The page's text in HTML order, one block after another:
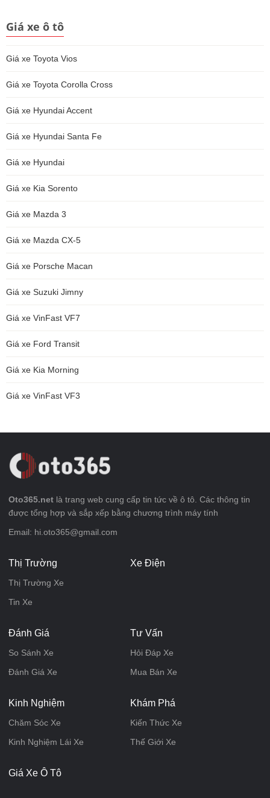
Giá xe ô tô
Giá xe Toyota Vios
Giá xe Toyota Corolla Cross
Giá xe Hyundai Accent
Giá xe Hyundai Santa Fe
Giá xe Hyundai
Giá xe Kia Sorento
Giá xe Mazda 3
Giá xe Mazda CX-5
Giá xe Porsche Macan
Giá xe Suzuki Jimny
Giá xe VinFast VF7
Giá xe Ford Transit
Giá xe Kia Morning
Giá xe VinFast VF3
Oto365.net là trang web cung cấp tin tức về ô tô. Các thông tin
được tổng hợp và sắp xếp bằng chương trình máy tính
Email: hi.oto365@gmail.com
Thị Trường
Thị Trường Xe
Tin Xe
Xe Điện
Đánh Giá
So Sánh Xe
Đánh Giá Xe
Tư Vấn
Hỏi Đáp Xe
Mua Bán Xe
Kinh Nghiệm
Chăm Sóc Xe
Kinh Nghiệm Lái Xe
Khám Phá
Kiến Thức Xe
Thế Giới Xe
Giá Xe Ô Tô